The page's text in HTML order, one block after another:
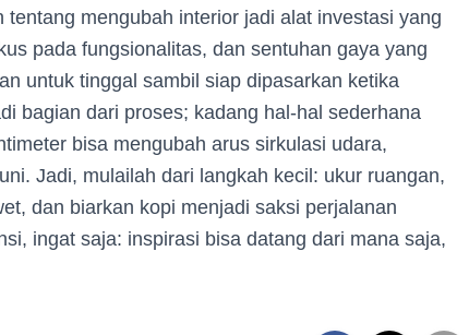
mengubah interior jadi alat investasi yang
pada fungsionalitas, dan sentuhan gaya yang
untuk tinggal sambil siap dipasarkan ketika
bagian dari proses; kadang hal-hal sederhana
bisa mengubah arus sirkulasi udara,
Jadi, mulailah dari langkah kecil: ukur ruangan,
dan biarkan kopi menjadi saksi perjalanan
ingat saja: inspirasi bisa datang dari mana saja,